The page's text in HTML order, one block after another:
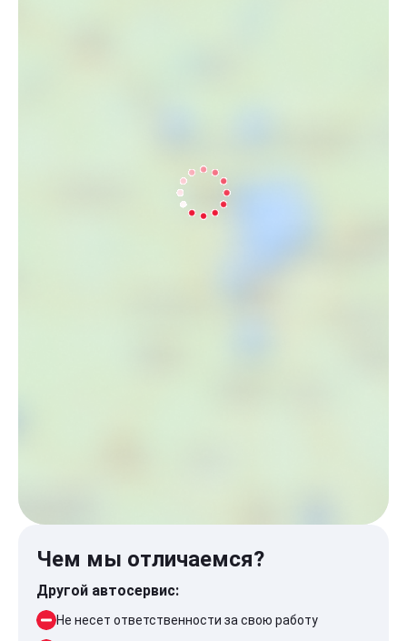
Чем мы отличаемся?
Другой автосервис:
Не несет ответственности за свою работу